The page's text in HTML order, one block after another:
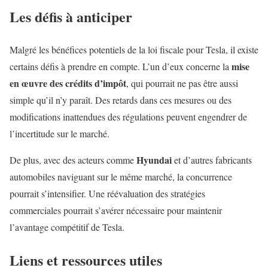
Les défis à anticiper
Malgré les bénéfices potentiels de la loi fiscale pour Tesla, il existe
certains défis à prendre en compte. L’un d’eux concerne lamise
en œuvre des crédits d’impôt, qui pourrait ne pas être aussi
simple qu’il n’y paraît. Des retards dans ces mesures ou des
modifications inattendues des régulations peuvent engendrer de
l’incertitude sur le marché.
De plus, avec des acteurs commeHyundaiet d’autres fabricants
automobiles naviguant sur le même marché, la concurrence
pourrait s’intensifier. Une réévaluation des stratégies
commerciales pourrait s’avérer nécessaire pour maintenir
l’avantage compétitif de Tesla.
Liens et ressources utiles